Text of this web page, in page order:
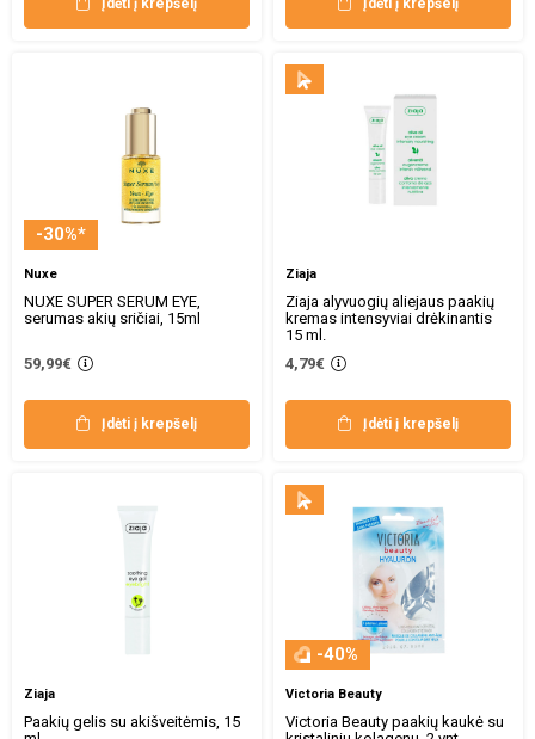
Įdėti į krepšelį Įdėti į krepšelį
-30%*
Nuxe
NUXE SUPER SERUM EYE,
serumas akių sričiai, 15ml
59,99€
Įdėti į krepšelį
Ziaja
Ziaja alyvuogių aliejaus paakių
kremas intensyviai drėkinantis
15 ml.
4,79€
Įdėti į krepšelį
Ziaja
Paakių gelis su akišveitėmis, 15
-40%
Victoria Beauty
Victoria Beauty paakių kaukė su